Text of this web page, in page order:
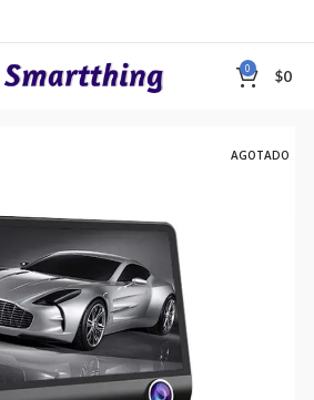
0 $0
AGOTADO